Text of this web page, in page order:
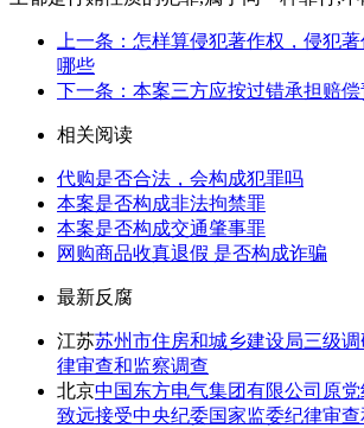
上一条：怎样算侵犯著作权，侵犯
哪些
下一条：本案三方应按过错承担赔
相关阅读
代购是否合法，会构成犯罪吗
本案是否构成非法拘禁罪
本案是否构成交通肇事罪
网购商品收真退假 是否构成诈骗
最新反腐
江苏苏州市住房和城乡建设局三级
律审查和监察调查
北京中国东方电气集团有限公司原
致远接受中央纪委国家监委纪律审